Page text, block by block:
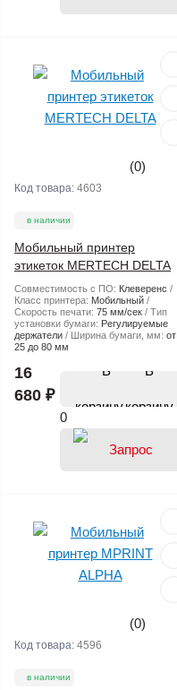
(0)
Код товара: 4603
в наличии
Мобильный принтер
этикеток MERTECH DELTA
Совместимость с ПО: Клеверенс
Класс принтера: Мобильный
Скорость печати: 75 мм/сек
Тип
установки бумаги: Регулируемые
держатели
Ширина бумаги, мм: от
25 до 80 мм
16
680 ₽
В
корзину
0
(0)
Код товара: 4596
в наличии